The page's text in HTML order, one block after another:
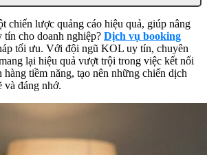
chiến lược quảng cáo hiệu quả, giúp nâng
tín cho doanh nghiệp? Dịch vụ booking
tối ưu. Với đội ngũ KOL uy tín, chuyên
lại hiệu quả vượt trội trong việc kết nối
tiềm năng, tạo nên những chiến dịch
và đáng nhớ.